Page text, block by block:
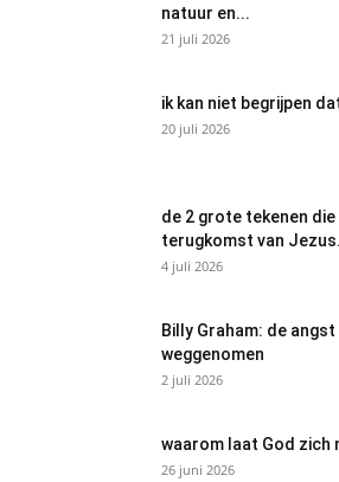
natuur en...
21 juli 2026
ik kan niet begrijpen
20 juli 2026
de 2 grote tekenen
terugkomst van
4 juli 2026
Billy Graham: de
weggenomen
2 juli 2026
waarom laat God zich
26 juni 2026